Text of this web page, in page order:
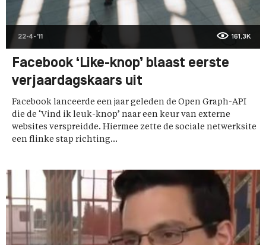
22-4-'11 161,3K
Facebook ‘Like-knop’ blaast eerste
verjaardagskaars uit
Facebook lanceerde een jaar geleden de Open Graph-API
die de ‘Vind ik leuk-knop’ naar een keur van externe
websites verspreidde. Hiermee zette de sociale netwerksite
een flinke stap richting...